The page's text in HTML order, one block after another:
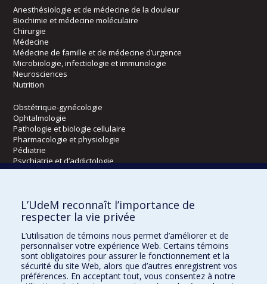
Anesthésiologie et de médecine de la douleur
Biochimie et médecine moléculaire
Chirurgie
Médecine
Médecine de famille et de médecine d’urgence
Microbiologie, infectiologie et immunologie
Neurosciences
Nutrition
Obstétrique-gynécologie
Ophtalmologie
Pathologie et biologie cellulaire
Pharmacologie et physiologie
Pédiatrie
Psychiatrie et d’addictologie
Radiologie, radio-oncologie et médecine nucléaire
Écoles
Orthophonie et audiologie
Réadaptation
Directions
L’UdeM reconnaît l’importance de
respecter la vie privée
L’utilisation de témoins nous permet d’améliorer et de
personnaliser votre expérience Web. Certains témoins
sont obligatoires pour assurer le fonctionnement et la
sécurité du site Web, alors que d’autres enregistrent vos
préférences. En acceptant tout, vous consentez à notre